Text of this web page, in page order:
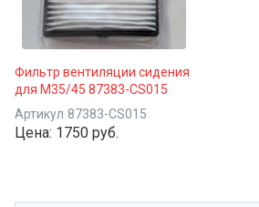
Фильтр вентиляции сидения
для M35/45 87383-CS015
Артикул 87383-CS015
Цена: 1750 руб.